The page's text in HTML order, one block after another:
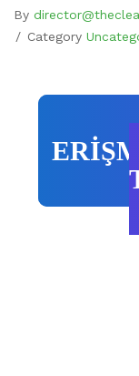
By
/ Category